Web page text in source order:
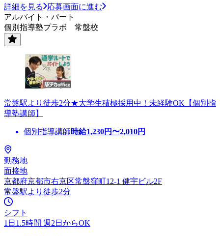
詳細を見る
応募画面に進む
アルバイト・パート
個別指導塾プラボ 常盤校
常盤駅より徒歩2分★大学生積極採用中！未経験OK【個別指
導塾講師】
個別指導講師時給1,230円〜2,010円
勤務地
面接地
京都府京都市右京区常盤窪町12-1 健宇ビル2F
常盤駅より徒歩2分
シフト
1日1.5時間 週2日からOK